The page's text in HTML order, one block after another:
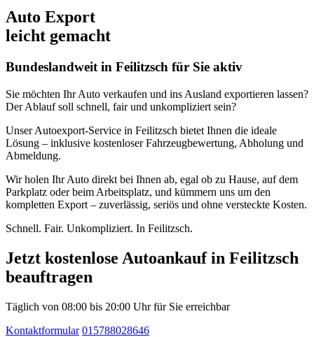
Auto Export
leicht gemacht
Bundeslandweit in Feilitzsch für Sie aktiv
Sie möchten Ihr Auto verkaufen und ins Ausland exportieren lassen?
Der Ablauf soll schnell, fair und unkompliziert sein?
Unser Autoexport-Service in Feilitzsch bietet Ihnen die ideale
Lösung – inklusive kostenloser Fahrzeugbewertung, Abholung und
Abmeldung.
Wir holen Ihr Auto direkt bei Ihnen ab, egal ob zu Hause, auf dem
Parkplatz oder beim Arbeitsplatz, und kümmern uns um den
kompletten Export – zuverlässig, seriös und ohne versteckte Kosten.
Schnell. Fair. Unkompliziert. In Feilitzsch.
Jetzt kostenlose Autoankauf in Feilitzsch
beauftragen
Täglich von 08:00 bis 20:00 Uhr für Sie erreichbar
Kontaktformular 015788028646